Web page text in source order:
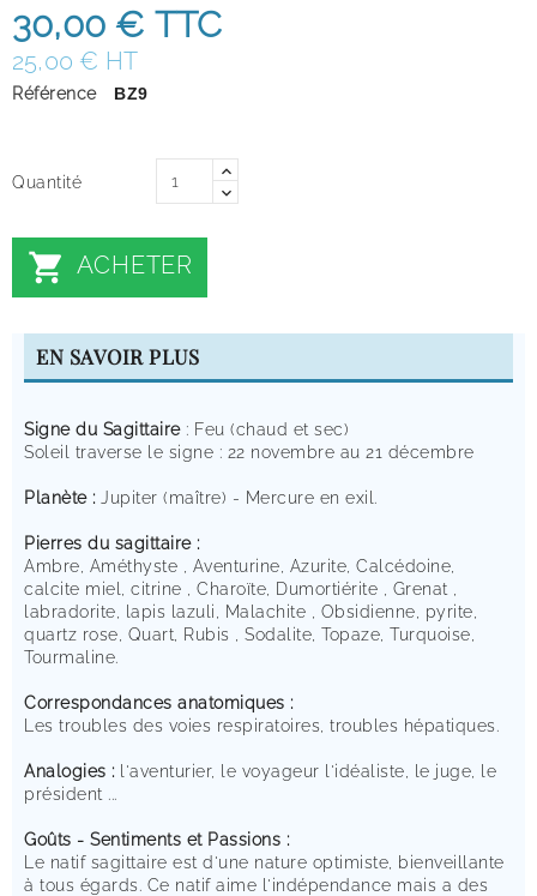
30,00 € TTC
25,00 € HT
Référence BZ9
Quantité
 ACHETER
EN SAVOIR PLUS
Signe du Sagittaire: Feu (chaud et sec)
Soleil traverse le signe : 22 novembre au 21 décembre
Planète :Jupiter (maître) - Mercure en exil.
Pierres du sagittaire :
Ambre, Améthyste , Aventurine, Azurite, Calcédoine,
calcite miel, citrine , Charoïte, Dumortiérite , Grenat ,
labradorite, lapis lazuli, Malachite , Obsidienne, pyrite,
quartz rose, Quart, Rubis , Sodalite, Topaze, Turquoise,
Tourmaline.
Correspondances anatomiques :
Les troubles des voies respiratoires, troubles hépatiques.
Analogies :l'aventurier, le voyageur l'idéaliste, le juge, le
président ...
Goûts - Sentiments et Passions :
Le natif sagittaire est d'une nature optimiste, bienveillante
à tous égards. Ce natif aime l'indépendance mais a des